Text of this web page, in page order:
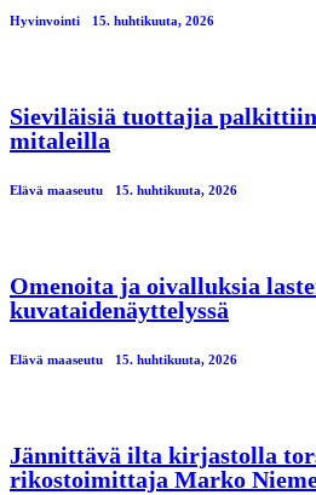
Hyvinvointi 15. huhtikuuta, 2026
Sieviläisiä tuottajia
mitaleilla
Elävä maaseutu 15. huhtikuuta, 2026
Omenoita ja oivalluksia
kuvataidenäyttelyssä
Elävä maaseutu 15. huhtikuuta, 2026
Jännittävä ilta kirjastolla
rikostoimittaja Marko